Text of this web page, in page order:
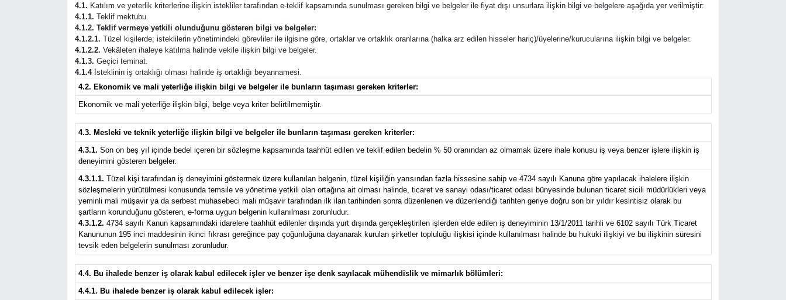
4.1. Katılım ve yeterlik kriterlerine ilişkin istekliler tarafından e-teklif kapsamında sunulması gereken bilgi ve belgeler ile fiyat dışı unsurlara ilişkin bilgi ve belgelere aşağıda yer verilmiştir:
4.1.1. Teklif mektubu.
4.1.2. Teklif vermeye yetkili olunduğunu gösteren bilgi ve belgeler:
4.1.2.1. Tüzel kişilerde; isteklilerin yönetimindeki görevliler ile ilgisine göre, ortaklar ve ortaklık oranlarına (halka arz edilen hisseler hariç)/üyelerine/kurucularına ilişkin bilgi ve belgeler.
4.1.2.2. Vekâleten ihaleye katılma halinde vekile ilişkin bilgi ve belgeler.
4.1.3. Geçici teminat.
4.1.4İsteklinin iş ortaklığı olması halinde iş ortaklığı beyannamesi.
4.2. Ekonomik ve mali yeterliğe ilişkin bilgi ve belgeler ile bunların taşıması gereken kriterler:
Ekonomik ve mali yeterliğe ilişkin bilgi, belge veya kriter belirtilmemiştir.
4.3. Mesleki ve teknik yeterliğe ilişkin bilgi ve belgeler ile bunların taşıması gereken kriterler:
4.3.1. Son on beş yıl içinde bedel içeren bir sözleşme kapsamında taahhüt edilen ve teklif edilen bedelin % 50 oranından az olmamak üzere ihale konusu iş veya benzer işlere ilişkin iş
deneyimini gösteren belgeler.
4.3.1.1. Tüzel kişi tarafından iş deneyimini göstermek üzere kullanılan belgenin, tüzel kişiliğin yarısından fazla hissesine sahip ve 4734 sayılı Kanuna göre yapılacak ihalelere ilişkin
sözleşmelerin yürütülmesi konusunda temsile ve yönetime yetkili olan ortağına ait olması halinde, ticaret ve sanayi odası/ticaret odası bünyesinde bulunan ticaret sicili müdürlükleri veya
yeminli mali müşavir ya da serbest muhasebeci mali müşavir tarafından ilk ilan tarihinden sonra düzenlenen ve düzenlendiği tarihten geriye doğru son bir yıldır kesintisiz olarak bu
şartların korunduğunu gösteren, e-forma uygun belgenin kullanılması zorunludur.
4.3.1.2. 4734 sayılı Kanun kapsamındaki idarelere taahhüt edilenler dışında yurt dışında gerçekleştirilen işlerden elde edilen iş deneyiminin 13/1/2011 tarihli ve 6102 sayılı Türk Ticaret
Kanununun 195 inci maddesinin ikinci fıkrası gereğince pay çoğunluğuna dayanarak kurulan şirketler topluluğu ilişkisi içinde kullanılması halinde bu hukuki ilişkiyi ve bu ilişkinin süresini
tevsik eden belgelerin sunulması zorunludur.
4.4. Bu ihalede benzer iş olarak kabul edilecek işler ve benzer işe denk sayılacak mühendislik ve mimarlık bölümleri:
4.4.1. Bu ihalede benzer iş olarak kabul edilecek işler: